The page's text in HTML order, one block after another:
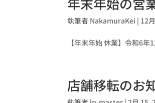
執筆者 NakamuraKei | 12
【年末年始 休業】令和6
店舗移転のお